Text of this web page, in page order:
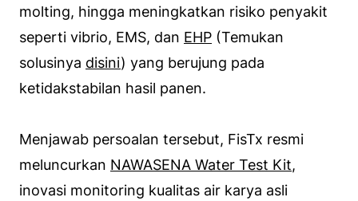
molting, hingga meningkatkan risiko penyakit
seperti vibrio, EMS, dan EHP (Temukan
solusinya disini) yang berujung pada
ketidakstabilan hasil panen.
Menjawab persoalan tersebut, FisTx resmi
meluncurkan NAWASENA Water Test Kit,
inovasi monitoring kualitas air karya asli